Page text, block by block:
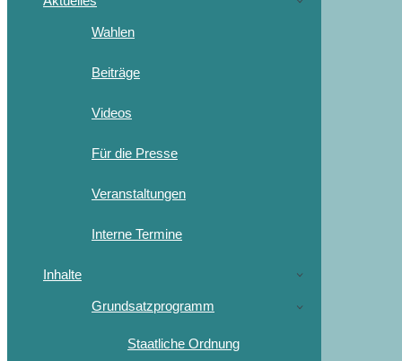
Wahlen
Beiträge
Videos
Für die Presse
Veranstaltungen
Interne Termine
Inhalte
Grundsatzprogramm
Staatliche Ordnung